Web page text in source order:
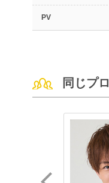
PV
同じプ